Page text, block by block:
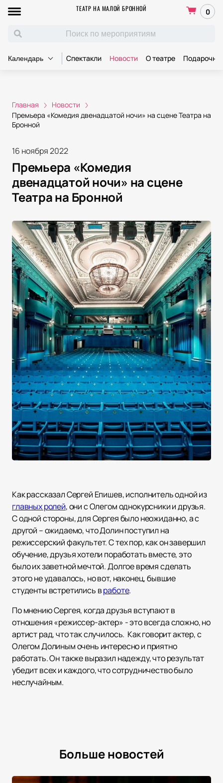
ТЕАТР НА МАЛОЙ БРОННОЙ 0
Календарь Спектакли Новости О театре
Главная
Новости
Премьера «Комедия двенадцатой ночи» на сцене Театра на
Бронной
16 ноября 2022
Премьера «Комедия
двенадцатой ночи» на сцене
Театра на Бронной
Как рассказал Сергей Епишев, исполнитель одной из
главных ролей, они с Олегом однокурсники и друзья.
С одной стороны, для Сергея было неожиданно, а с
другой – ожидаемо, что Долин поступил на
режиссерский факультет. С тех пор, как он завершил
обучение, друзья хотели поработать вместе, это
было их заветной мечтой. Долгое время сделать
этого не удавалось, но вот, наконец, бывшие
студенты встретились вработе.
По мнению Сергея, когда друзья вступают в
отношения «режиссер-актер» - это всегда сложно, но
артист рад, что так случилось. Как говорит актер, с
Олегом Долиным очень интересно и приятно
работать. Он также выразил надежду, что результат
убедит всех и каждого, что сотрудничество было
неслучайным.
Больше новостей